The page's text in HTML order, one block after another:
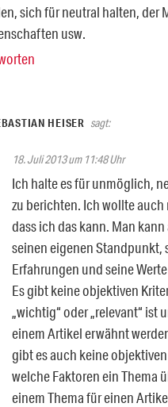
sich für neutral halten, der
usw.
HEISER sagt:
18. Juli 2013 um 11:48 Uhr
Ich halte es für unmöglich,
zu berichten. Ich wollte
dass ich das kann. Man
seinen eigenen Standpunkt,
Erfahrungen und seine
Es gibt keine objektiven
„wichtig“ oder „relevant“ ist
einem Artikel erwähnt
gibt es auch keine
welche Faktoren ein Thema
einem Thema für einen